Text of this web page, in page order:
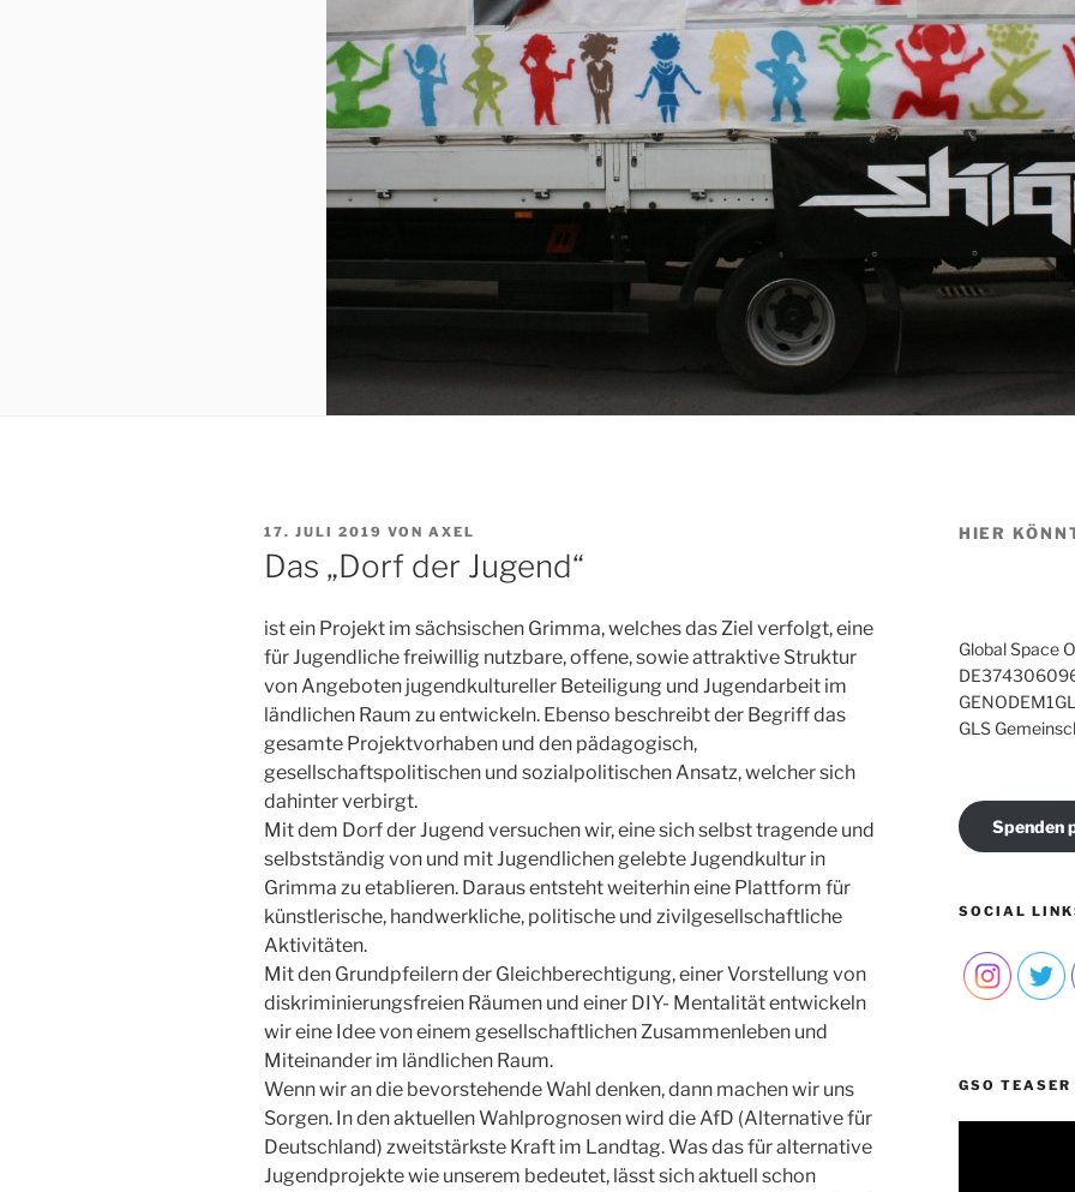
VERÖFFENTLICHT
AM
17. JULI 2019 VON AXEL
Das „Dorf der Jugend“
ist ein Projekt im sächsischen Grimma, welches das Ziel verfolgt, eine
für Jugendliche freiwillig nutzbare, offene, sowie attraktive Struktur
von Angeboten jugendkultureller Beteiligung und Jugendarbeit im
ländlichen Raum zu entwickeln. Ebenso beschreibt der Begriff das
gesamte Projektvorhaben und den pädagogisch,
gesellschaftspolitischen und sozialpolitischen Ansatz, welcher sich
dahinter verbirgt.
Mit dem Dorf der Jugend versuchen wir, eine sich selbst tragende und
selbstständig von und mit Jugendlichen gelebte Jugendkultur in
Grimma zu etablieren. Daraus entsteht weiterhin eine Plattform für
künstlerische, handwerkliche, politische und zivilgesellschaftliche
Aktivitäten.
Mit den Grundpfeilern der Gleichberechtigung, einer Vorstellung von
diskriminierungsfreien Räumen und einer DIY- Mentalität entwickeln
wir eine Idee von einem gesellschaftlichen Zusammenleben und
Miteinander im ländlichen Raum.
Wenn wir an die bevorstehende Wahl denken, dann machen wir uns
Sorgen. In den aktuellen Wahlprognosen wird die AfD (Alternative für
Deutschland) zweitstärkste Kraft im Landtag. Was das für alternative
Jugendprojekte wie unserem bedeutet, lässt sich aktuell schon
HIER
Global Space
GLS
Spenden
SOCIAL
GSO TEASER